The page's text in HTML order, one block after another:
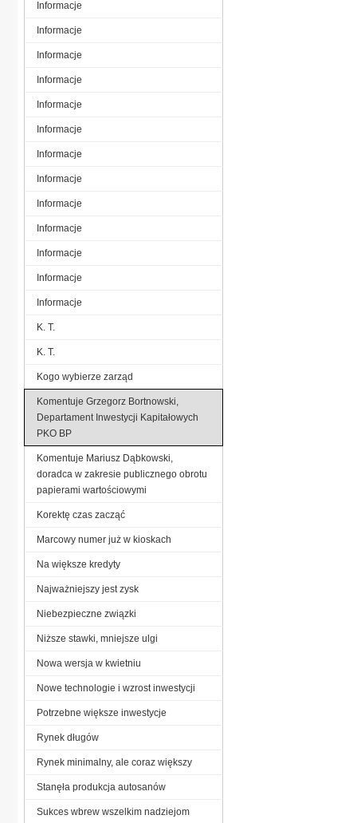
Informacje
Informacje
Informacje
Informacje
Informacje
Informacje
Informacje
Informacje
Informacje
Informacje
Informacje
Informacje
Informacje
K. T.
K. T.
Kogo wybierze zarząd
Komentuje Grzegorz Bortnowski,
Departament Inwestycji Kapitałowych
PKO BP
Komentuje Mariusz Dąbkowski,
doradca w zakresie publicznego obrotu
papierami wartościowymi
Korektę czas zacząć
Marcowy numer już w kioskach
Na większe kredyty
Najważniejszy jest zysk
Niebezpieczne związki
Niższe stawki, mniejsze ulgi
Nowa wersja w kwietniu
Nowe technologie i wzrost inwestycji
Potrzebne większe inwestycje
Rynek długów
Rynek minimalny, ale coraz większy
Stanęła produkcja autosanów
Sukces wbrew wszelkim nadziejom